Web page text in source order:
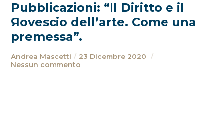
Pubblicazioni: “Il Diritto e il
Яovescio dell’arte. Come una
premessa”.
Andrea Mascetti
23 Dicembre 2020
Nessun commento